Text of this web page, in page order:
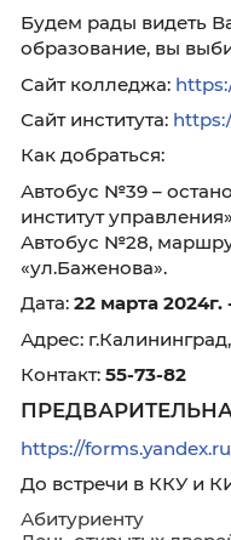
актуальными
Посетить
колледжу
Узнать о
Получить
Будем рады
образование, вы
Сайт колледжа:
Сайт института:
Автобус №39 –
институт
Автобус №28,
«ул.Баженова».